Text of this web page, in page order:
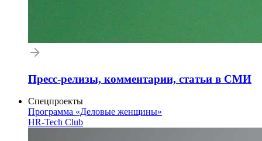
Пресс-релизы, комментарии, статьи в СМИ
Спецпроекты
Программа «Деловые женщины»
HR-Tech Club